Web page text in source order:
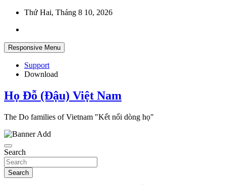
Skip
content
Thứ Hai, Tháng 8 10, 2026
Responsive Menu
Support
Download
Họ Đỗ (Đậu) Việt Nam
The Do families of Vietnam "Kết nối dòng họ"
Search
Search